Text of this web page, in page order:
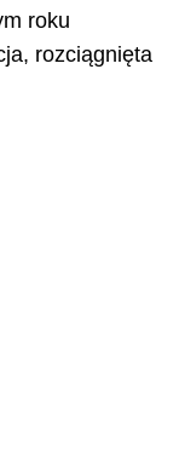
roku
rozciągnięta